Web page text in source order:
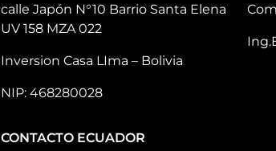
calle Japón N°10 Barrio Santa Elena
UV 158 MZA 022
Inversion Casa LIma – Bolivia
NIP: 468280028
CONTACTO ECUADOR